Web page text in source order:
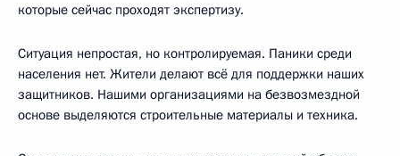
которые сейчас проходят экспертизу.
Ситуация непростая, но контролируемая. Паники среди
населения нет. Жители делают всё для поддержки наших
защитников. Нашими организациями на безвозмездной
основе выделяются строительные материалы и техника.